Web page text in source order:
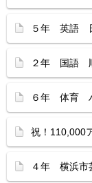
５年 英語
２年 国語
６年 体育
祝！110,000
４年 横浜市